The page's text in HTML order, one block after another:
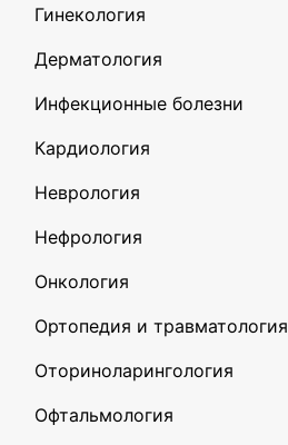
Гинекология
Дерматология
Инфекционные болезни
Кардиология
Неврология
Нефрология
Онкология
Ортопедия и травматология
Оториноларингология
Офтальмология